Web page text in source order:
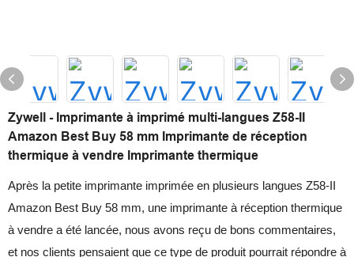
Zywell - Imprimante à imprimé multi-langues Z58-II
Amazon Best Buy 58 mm Imprimante de réception
thermique à vendre Imprimante thermique
Après la petite imprimante imprimée en plusieurs langues Z58-II
Amazon Best Buy 58 mm, une imprimante à réception thermique
à vendre a été lancée, nous avons reçu de bons commentaires,
et nos clients pensaient que ce type de produit pourrait répondre à